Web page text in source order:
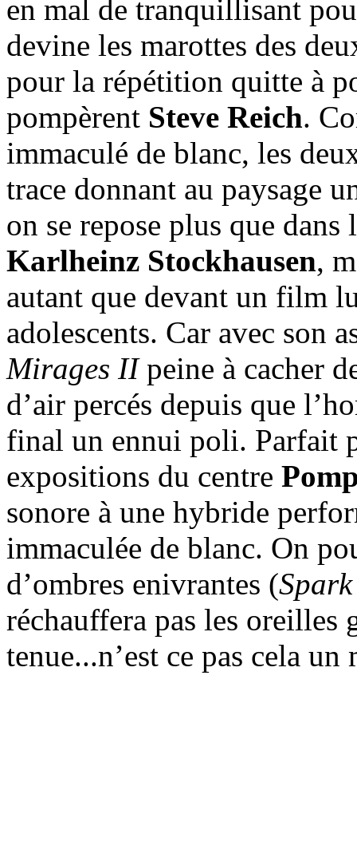
en mal de tranquillisant
devine les marottes des
pour la répétition quitte à
pompèrent Steve Reich.
immaculé de blanc, les
trace donnant au paysage
on se repose plus que dans
Karlheinz Stockhausen,
autant que devant un film
adolescents. Car avec son
Mirages IIpeine à cacher
d’air percés depuis que
final un ennui poli. Parfait
expositions du centre
sonore à une hybride
immaculée de blanc. On
d’ombres enivrantes (
réchauffera pas les oreilles
tenue...n’est ce pas cela